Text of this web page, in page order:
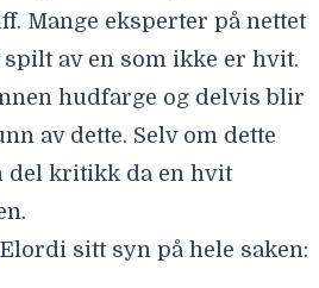
Mange eksperter på nettet
av en som ikke er hvit.
hudfarge og delvis blir
av dette. Selv om dette
del kritikk da en hvit
sitt syn på hele saken: